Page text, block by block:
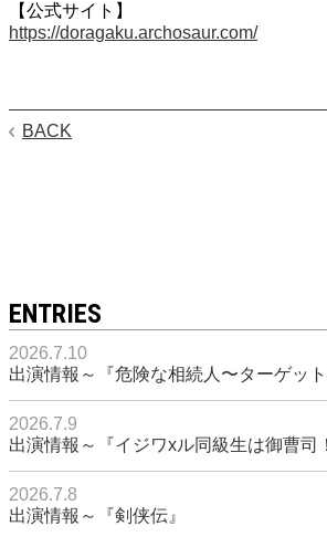
【公式サイト】
https://doragaku.archosaur.com/
BACK
ENTRIES
2026.7.10
出演情報～『危険な相続人〜ターゲット
2026.7.9
出演情報～『イジワxル同級生は御曹司
2026.7.8
出演情報～『剣侠伝』